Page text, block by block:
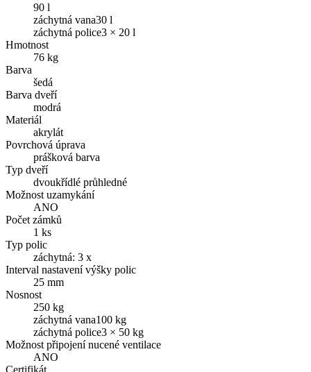
90 l
záchytná vana30 l
záchytná police3 × 20 l
Hmotnost
76 kg
Barva
šedá
Barva dveří
modrá
Materiál
akrylát
Povrchová úprava
prášková barva
Typ dveří
dvoukřídlé průhledné
Možnost uzamykání
ANO
Počet zámků
1 ks
Typ polic
záchytná: 3 x
Interval nastavení výšky polic
25 mm
Nosnost
250 kg
záchytná vana100 kg
záchytná police3 × 50 kg
Možnost připojení nucené ventilace
ANO
Certifikát